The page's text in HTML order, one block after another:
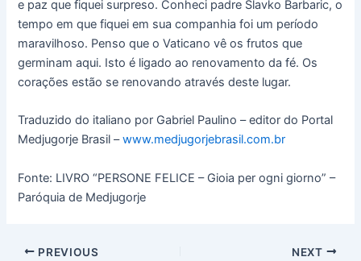
e paz que fiquei surpreso. Conheci padre Slavko Barbaric, o
tempo em que fiquei em sua companhia foi um período
maravilhoso. Penso que o Vaticano vê os frutos que
germinam aqui. Isto é ligado ao renovamento da fé. Os
corações estão se renovando através deste lugar.
Traduzido do italiano por Gabriel Paulino – editor do Portal
Medjugorje Brasil –www.medjugorjebrasil.com.br
Fonte: LIVRO “PERSONE FELICE – Gioia per ogni giorno” –
Paróquia de Medjugorje
PREVIOUS NEXT